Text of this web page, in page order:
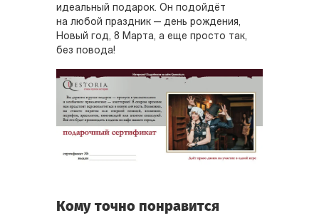
идеальный подарок. Он подойдёт
на любой праздник — день рождения,
Новый год, 8 Марта, а еще просто так,
без повода!
Кому точно понравится